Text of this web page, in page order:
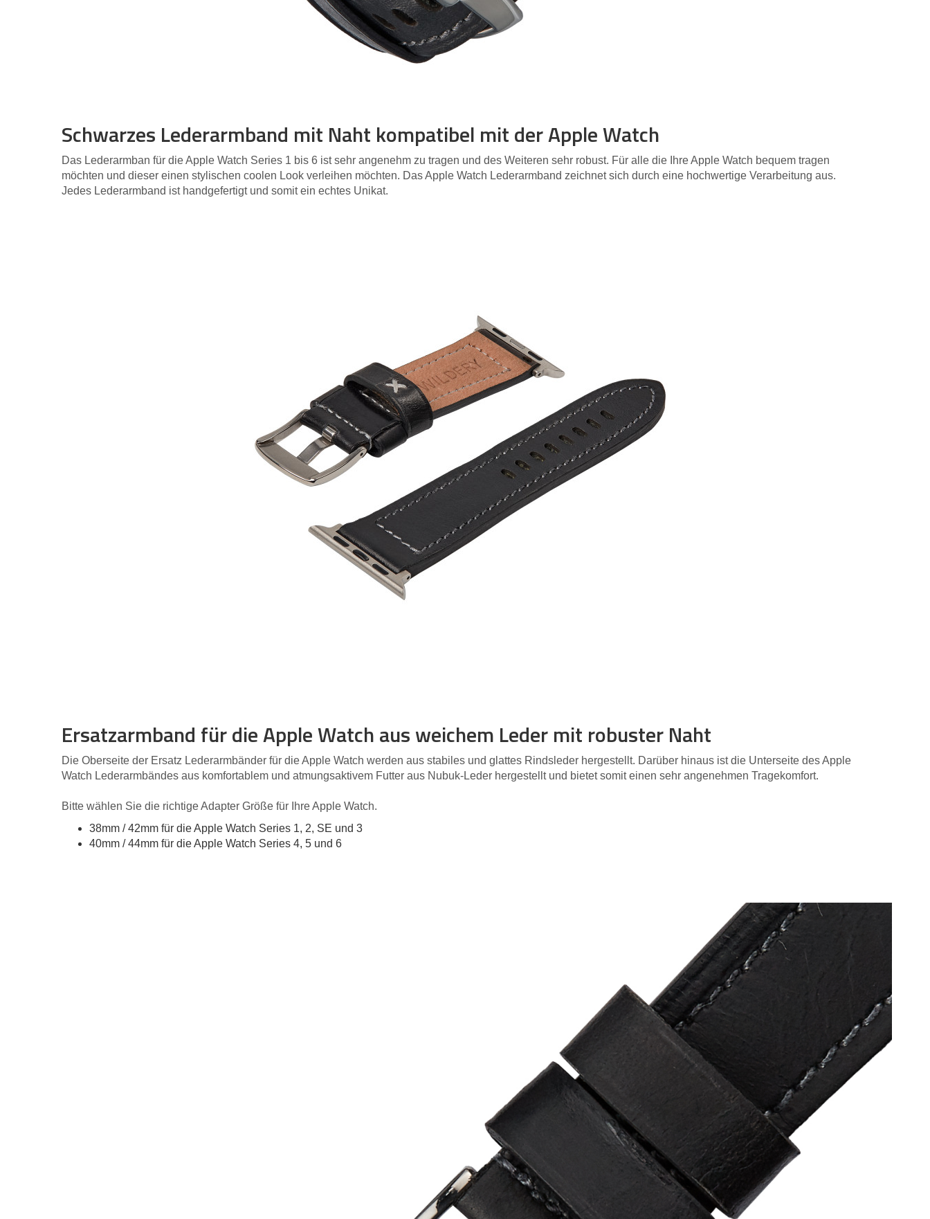
Schwarzes Lederarmband mit Naht kompatibel mit der Apple Watch
Das Lederarmban für die Apple Watch Series 1 bis 6 ist sehr angenehm zu tragen und des Weiteren sehr robust. Für alle die Ihre Apple Watch bequem tragen
möchten und dieser einen stylischen coolen Look verleihen möchten. Das Apple Watch Lederarmband zeichnet sich durch eine hochwertige Verarbeitung aus.
Jedes Lederarmband ist handgefertigt und somit ein echtes Unikat.
Ersatzarmband für die Apple Watch aus weichem Leder mit robuster Naht
Die Oberseite der Ersatz Lederarmbänder für die Apple Watch werden aus stabiles und glattes Rindsleder hergestellt. Darüber hinaus ist die Unterseite des Apple
Watch Lederarmbändes aus komfortablem und atmungsaktivem Futter aus Nubuk-Leder hergestellt und bietet somit einen sehr angenehmen Tragekomfort.
Bitte wählen Sie die richtige Adapter Größe für Ihre Apple Watch.
38mm / 42mm für die Apple Watch Series 1, 2, SE und 3
40mm / 44mm für die Apple Watch Series 4, 5 und 6